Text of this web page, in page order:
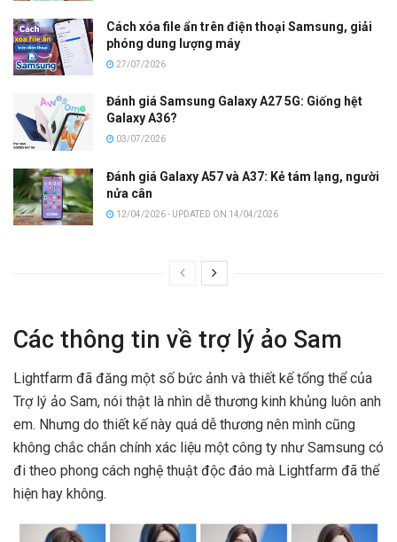
Cách xóa file ẩn trên điện thoại Samsung, giải
phóng dung lượng máy
27/07/2026
Đánh giá Samsung Galaxy A27 5G: Giống hệt
Galaxy A36?
03/07/2026
Đánh giá Galaxy A57 và A37: Kẻ tám lạng, người
nửa cân
12/04/2026 - UPDATED ON 14/04/2026
Các thông tin về trợ lý ảo Sam
Lightfarm đã đăng một số bức ảnh và thiết kế tổng thể của
Trợ lý ảo Sam, nói thật là nhìn dễ thương kinh khủng luôn anh
em. Nhưng do thiết kế này quá dễ thương nên mình cũng
không chắc chắn chính xác liệu một công ty như Samsung có
đi theo phong cách nghệ thuật độc đáo mà Lightfarm đã thể
hiện hay không.